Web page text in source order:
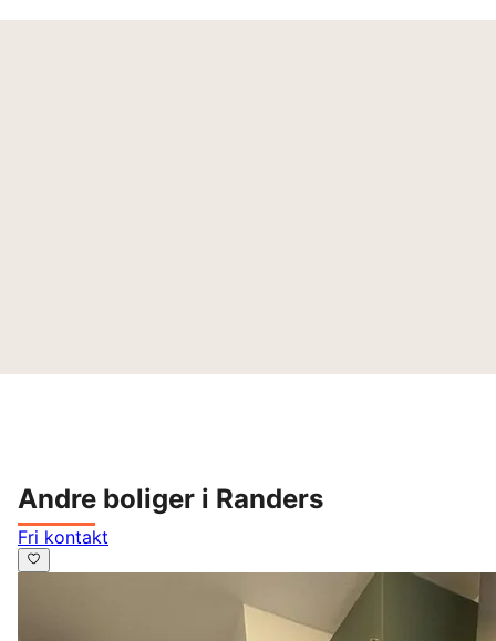
Andre boliger i Randers
Fri kontakt